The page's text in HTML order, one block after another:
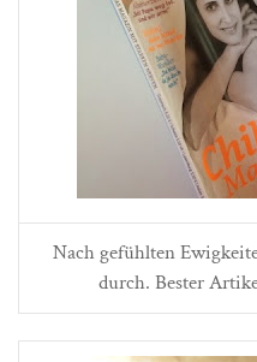
Nach gefühlten
durch. Bester